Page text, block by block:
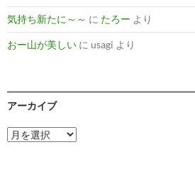
気持ち新たに～～ に たろー より
おー山が美しい に usagi より
アーカイブ
ア
ー